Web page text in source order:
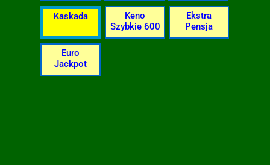
Kaskada
Keno
Szybkie 600
Ekstra
Pensja
Euro
Jackpot